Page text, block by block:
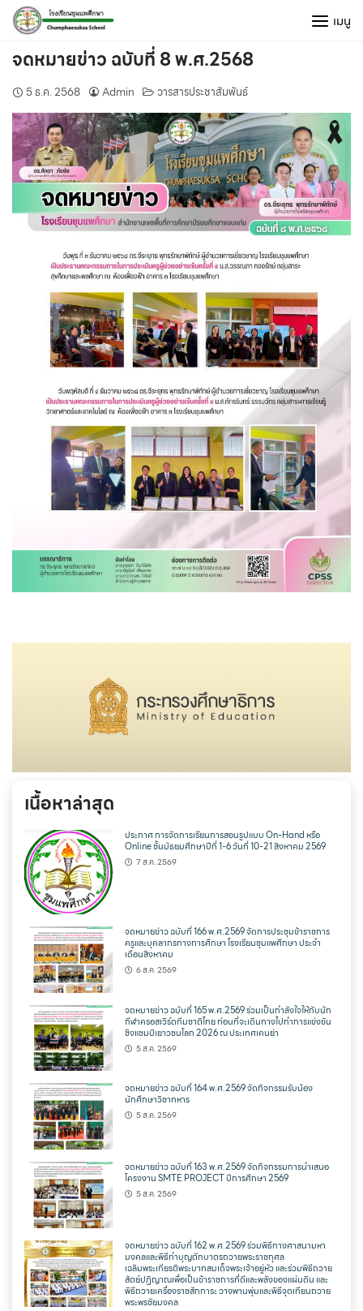
Skip
content
เมนู
จดหมายข่าว ฉบับที่ 8 พ.ศ.2568
5 ธ.ค. 2568 Admin วารสารประชาสัมพันธ์
เนื้อหาล่าสุด
ประกาศ การจัดการเรียนการสอนรูปแบบ On-Hand หรือ
Online ชั้นมัธยมศึกษาปีที่ 1-6 วันที่ 10-21 สิงหาคม 2569
7 ส.ค. 2569
จดหมายข่าว ฉบับที่ 166 พ.ศ.2569 จัดการประชุมข้าราชการ
ครูและบุคลากรทางการศึกษา โรงเรียนชุมแพศึกษา ประจำ
เดือนสิงหาคม
6 ส.ค. 2569
จดหมายข่าว ฉบับที่ 165 พ.ศ.2569 ร่วมเป็นกำลังใจให้กับนัก
กีฬาครอสเวิร์ดทีมชาติไทย ก่อนที่จะเดินทางไปทำการแข่งขัน
ชิงแชมป์เยาวชนโลก 2026 ณ ประเทศเคนย่า
5 ส.ค. 2569
จดหมายข่าว ฉบับที่ 164 พ.ศ.2569 จัดกิจกรรมรับน้อง
นักศึกษาวิชาทหาร
5 ส.ค. 2569
จดหมายข่าว ฉบับที่ 163 พ.ศ.2569 จัดกิจกรรมการนำเสนอ
โครงงาน SMTE PROJECT ปีการศึกษา 2569
5 ส.ค. 2569
จดหมายข่าว ฉบับที่ 162 พ.ศ.2569 ร่วมพิธีทางศาสนามหา
มงคลและพิธีทำบุญตักบาตรถวายพระราชกุศล
เฉลิมพระเกียรติพระบาทสมเด็จพระเจ้าอยู่หัว และร่วมพิธีถวาย
สัตย์ปฏิญาณเพื่อเป็นข้าราชการที่ดีและพลังของแผ่นดิน และ
พิธีถวายเครื่องราชสักการะ วางพานพุ่มและพิธีจุดเทียนถวาย
พระพรชัยมงคล